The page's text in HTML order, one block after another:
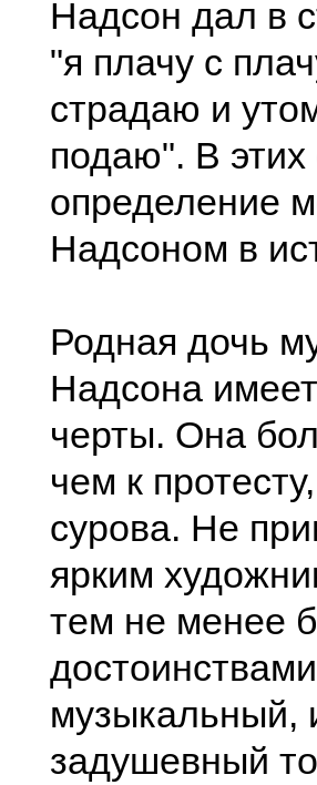
Надсон дал в
"я плачу с
страдаю и
подаю". В этих
определение
Надсоном в
Родная дочь
Надсона
черты. Она
чем к
сурова. Не
ярким
тем не менее
музыкальный,
задушевный